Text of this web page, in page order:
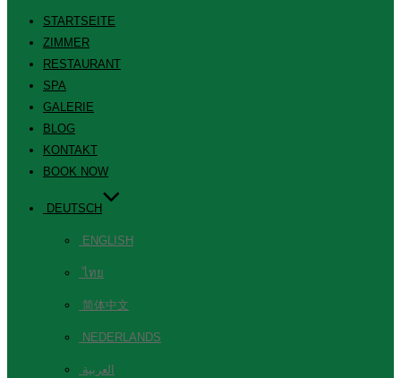
STARTSEITE
ZIMMER
RESTAURANT
SPA
GALERIE
BLOG
KONTAKT
BOOK NOW
DEUTSCH
ENGLISH
ไทย
简体中文
NEDERLANDS
العربية